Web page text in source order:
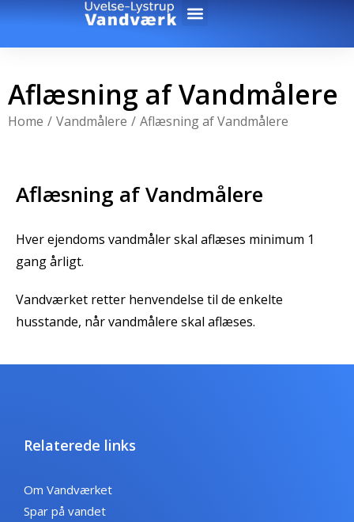
Aflæsning af Vandmålere
You are here:
Home Vandmålere Aflæsning af Vandmålere
Aflæsning af Vandmålere
Hver ejendoms vandmåler skal aflæses minimum 1
gang årligt.
Vandværket retter henvendelse til de enkelte
husstande, når vandmålere skal aflæses.
Relaterede links
Om Vandværket
Spar på vandet